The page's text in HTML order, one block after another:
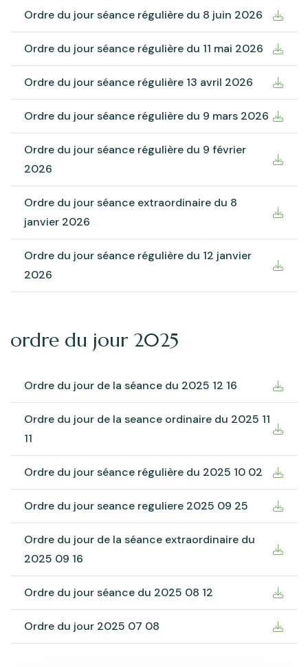
Ordre du jour séance régulière du 8 juin 2026
Ordre du jour séance régulière du 11 mai 2026
Ordre du jour séance régulière 13 avril 2026
Ordre du jour séance régulière du 9 mars 2026
Ordre du jour séance régulière du 9 février
2026
Ordre du jour séance extraordinaire du 8
janvier 2026
Ordre du jour séance régulière du 12 janvier
2026
ordre du jour 2025
Ordre du jour de la séance du 2025 12 16
Ordre du jour de la seance ordinaire du 2025 11
11
Ordre du jour séance régulière du 2025 10 02
Ordre du jour seance reguliere 2025 09 25
Ordre du jour de la séance extraordinaire du
2025 09 16
Ordre du jour séance du 2025 08 12
Ordre du jour 2025 07 08